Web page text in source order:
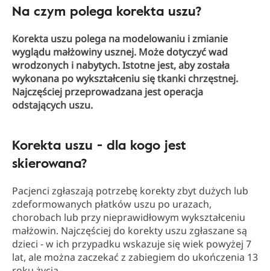
Na czym polega korekta uszu?
Korekta uszu polega na modelowaniu i zmianie
wyglądu małżowiny usznej. Może dotyczyć wad
wrodzonych i nabytych. Istotne jest, aby została
wykonana po wykształceniu się tkanki chrzęstnej.
Najczęściej przeprowadzana jest operacja
odstających uszu.
Korekta uszu - dla kogo jest
skierowana?
Pacjenci zgłaszają potrzebę korekty zbyt dużych lub
zdeformowanych płatków uszu po urazach,
chorobach lub przy nieprawidłowym wykształceniu
małżowin. Najczęściej do korekty uszu zgłaszane są
dzieci - w ich przypadku wskazuje się wiek powyżej 7
lat, ale można zaczekać z zabiegiem do ukończenia 13